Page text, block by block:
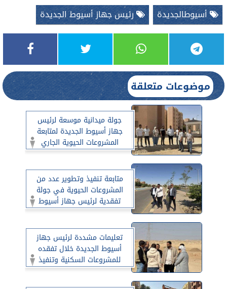
أسيوطالجديدة رئيس جهاز أسيوط الجديدة
موضوعات متعلقة
جولة ميدانية موسعة لرئيس
جهاز أسيوط الجديدة لمتابعة
المشروعات الحيوية الجاري
تنفيذها
متابعة تنفيذ وتطوير عدد من
المشروعات الحيوية في جولة
تفقدية لرئيس جهاز أسيوط
الجديدة
تعليمات مشددة لرئيس جهاز
أسيوط الجديدة خلال تفقده
للمشروعات السكنية وتنفيذ
المرافق بمنطقة 1304 فدان